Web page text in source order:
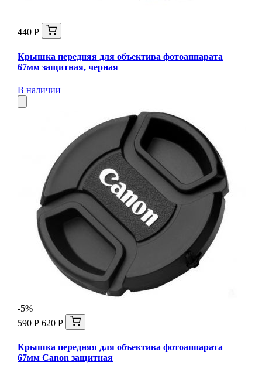
440 Р
Крышка передняя для объектива фотоаппарата
67мм защитная, черная
В наличии
-5%
590 Р 620 Р
Крышка передняя для объектива фотоаппарата
67мм Canon защитная